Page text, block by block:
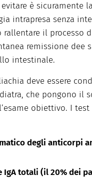
è sicuramente
intrapresa senza
il processo
remissione dee
intestinale.
deve essere
che pongono il
obiettivo. I
degli anticorpi
IgA totali (il 20% dei